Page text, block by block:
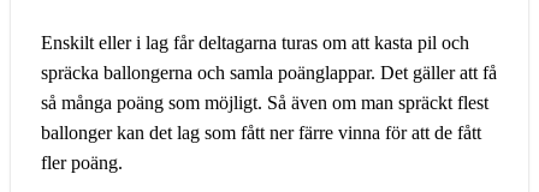
Enskilt eller i lag får deltagarna turas om att kasta pil och
spräcka ballongerna och samla poänglappar. Det gäller att få
så många poäng som möjligt. Så även om man spräckt flest
ballonger kan det lag som fått ner färre vinna för att de fått
fler poäng.